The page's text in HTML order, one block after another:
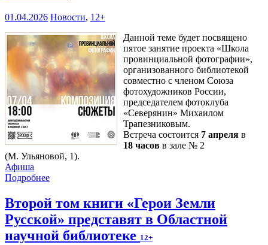
01.04.2026 Новости, 12+
Данной теме будет посвящено
пятое занятие проекта «Школа
провинциальной фотографии»,
организованного библиотекой
совместно с членом Союза
фотохудожников России,
председателем фотоклуба
«Северянин» Михаилом
Трапезниковым.
Встреча состоится 7 апреля в
18 часов в зале № 2
(М. Ульяновой, 1).
Афиша
Подробнее
Второй том книги «Герои Земли
Русской» представят в Областной
научной библиотеке 12+